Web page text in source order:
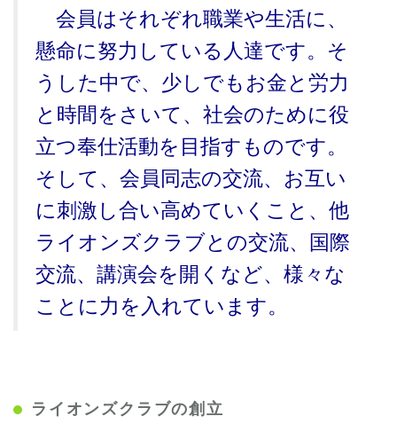
会員はそれぞれ職業や生活に、
懸命に努力している人達です。そ
うした中で、少しでもお金と労力
と時間をさいて、社会のために役
立つ奉仕活動を目指すものです。
そして、会員同志の交流、お互い
に刺激し合い高めていくこと、他
ライオンズクラブとの交流、国際
交流、講演会を開くなど、様々な
ことに力を入れています。
ライオンズクラブの創立